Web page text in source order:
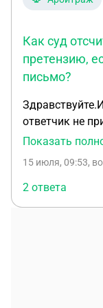
Как суд
претензию,
письмо?
ответчик не
письмо с
такой
).И когда,в
Показать
15 июля, 09:53,
2 ответа